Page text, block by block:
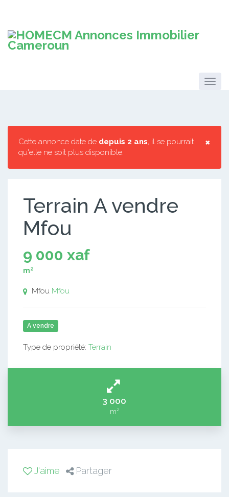
×
Cette annonce date de depuis 2 ans, il se pourrait
qu'elle ne soit plus disponible.
Terrain A vendre
Mfou
9 000 xaf
m²
Mfou Mfou
A vendre
Type de propriété: Terrain
3 000
m²
J'aime Partager